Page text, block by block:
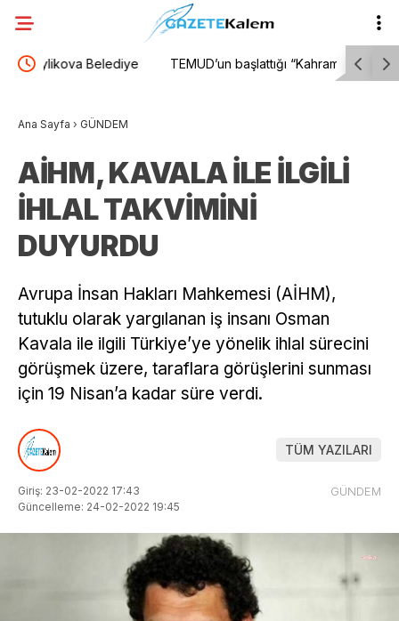
TEMUD’un başlattığı “Kahramanlara Hak
Ana Sayfa › GÜNDEM
AİHM, KAVALA İLE İLGİLİ
İHLAL TAKVİMİNİ
DUYURDU
Avrupa İnsan Hakları Mahkemesi (AİHM),
tutuklu olarak yargılanan iş insanı Osman
Kavala ile ilgili Türkiye’ye yönelik ihlal sürecini
görüşmek üzere, taraflara görüşlerini sunması
için 19 Nisan’a kadar süre verdi.
TÜM YAZILARI
Giriş: 23-02-2022 17:43
Güncelleme: 24-02-2022 19:45
GÜNDEM